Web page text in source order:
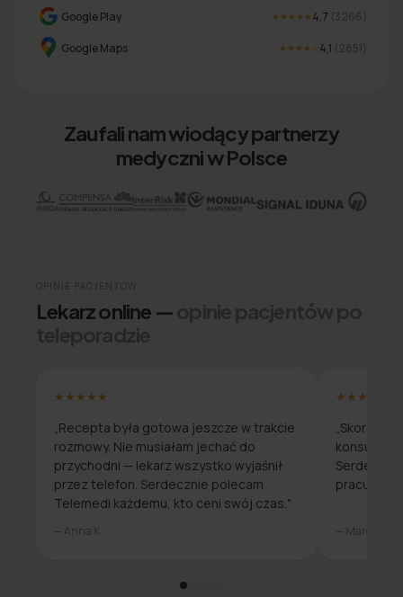
Google Play
★★★★★ 4,7 (3266
Google Maps ★★★★ 4,1 (2851
Zaufali nam wiodący partnerzy
medyczni w Polsce
OPINIE PACJENTÓW
Lekarz online —opinie pacjentów po
teleporadzie
★★★★★
„Recepta była gotowa jeszcze w trakcie
rozmowy. Nie musiałam jechać do
przychodni — lekarz wszystko wyjaśnił
przez telefon. Serdecznie polecam
Telemedi każdemu, kto ceni swój czas."
— Anna K.
★★★★★
pracuje
— Marcin W.